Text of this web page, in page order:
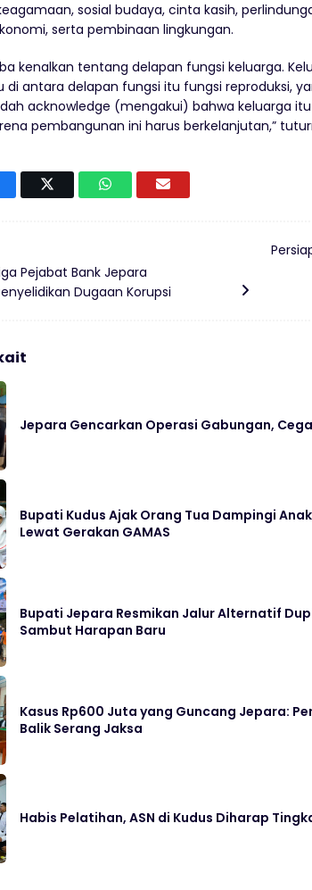
sosial budaya, cinta kasih,
serta pembinaan lingkungan.
kenalkan tentang delapan fungsi keluarga.
di antara delapan fungsi itu fungsi reproduksi,
acknowledge (mengakui) bahwa keluarga
pembangunan ini harus berkelanjutan,”
Pejabat Bank Jepara
Dugaan Korupsi
Jepara Gencarkan Operasi Gabungan,
Bupati Kudus Ajak Orang Tua Dampingi
Lewat Gerakan GAMAS
Bupati Jepara Resmikan Jalur Alternatif
Sambut Harapan Baru
Kasus Rp600 Juta yang Guncang Jepara:
Balik Serang Jaksa
Habis Pelatihan, ASN di Kudus Diharap